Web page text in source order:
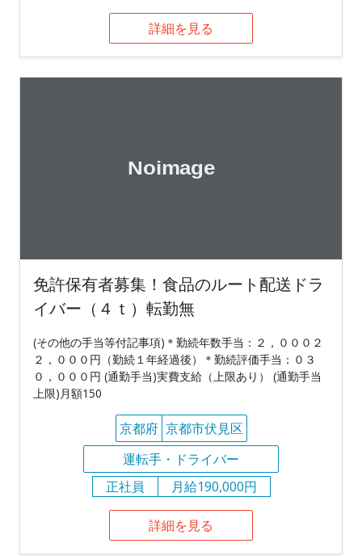
詳細を見る
免許保有者募集！食品のルート配送ドラ
イバー（４ｔ）転勤無
(その他の手当等付記事項)＊勤続年数手当：２，０００２
２，０００円（勤続１年経過後）＊勤続評価手当：０３
０，０００円 (通勤手当)実費支給（上限あり） (通勤手当
上限)月額150
京都府 京都市伏見区
運転手・ドライバー
正社員
月給190,000円
詳細を見る